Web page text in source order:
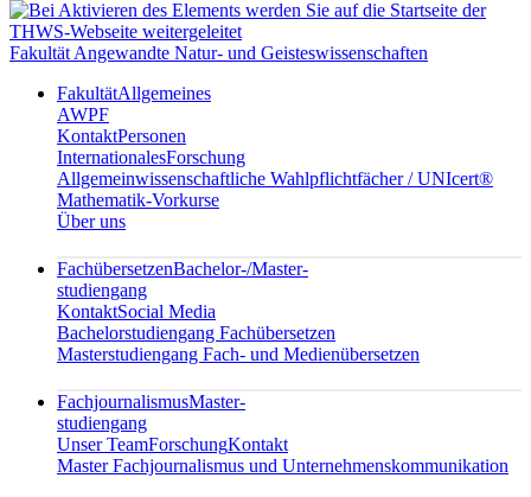
Fakultät Angewandte Natur- und Geisteswissenschaften
FakultätAllgemeines
AWPF
KontaktPersonen
InternationalesForschung
Allgemeinwissenschaftliche Wahlpflichtfächer / UNIcert®
Mathematik-Vorkurse
Über uns
FachübersetzenBachelor-/Master-
studiengang
KontaktSocial Media
Bachelorstudiengang Fachübersetzen
Masterstudiengang Fach- und Medienübersetzen
FachjournalismusMaster-
studiengang
Unser TeamForschungKontakt
Master Fachjournalismus und Unternehmenskommunikation